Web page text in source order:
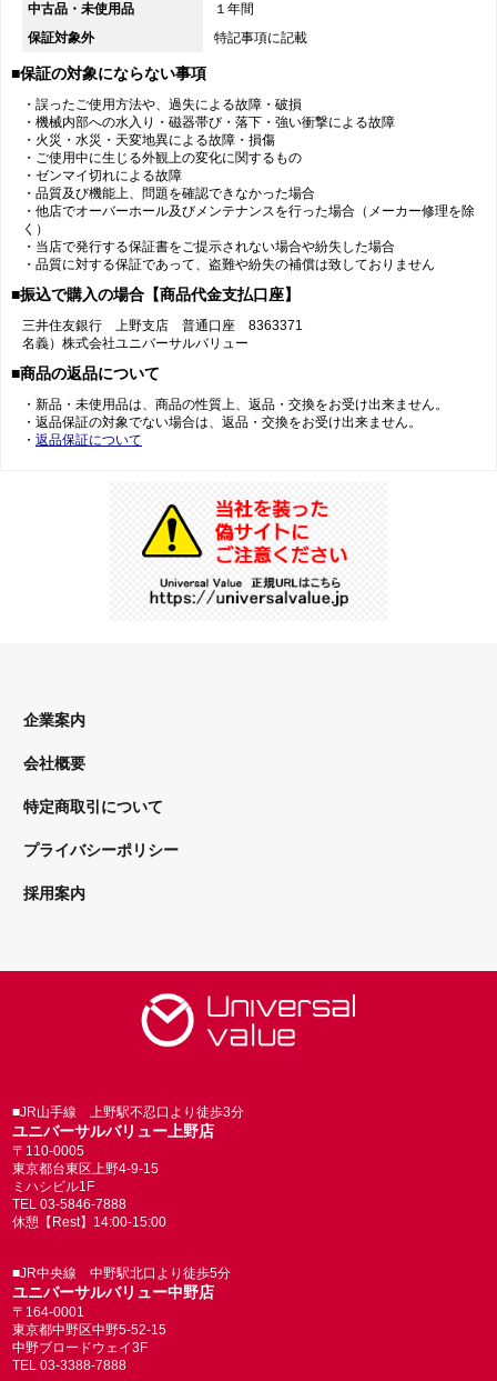
中古品・未使用品
１年間
保証対象外
特記事項に記載
■保証の対象にならない事項
・誤ったご使用方法や、過失による故障・破損
・機械内部への水入り・磁器帯び・落下・強い衝撃による故障
・火災・水災・天変地異による故障・損傷
・ご使用中に生じる外観上の変化に関するもの
・ゼンマイ切れによる故障
・品質及び機能上、問題を確認できなかった場合
・他店でオーバーホール及びメンテナンスを行った場合（メーカー修理を除
く）
・当店で発行する保証書をご提示されない場合や紛失した場合
・品質に対する保証であって、盗難や紛失の補償は致しておりません
■振込で購入の場合【商品代金支払口座】
三井住友銀行 上野支店 普通口座 8363371
名義）株式会社ユニバーサルバリュー
■商品の返品について
・新品・未使用品は、商品の性質上、返品・交換をお受け出来ません。
・返品保証の対象でない場合は、返品・交換をお受け出来ません。
・ 返品保証について
企業案内
会社概要
特定商取引について
プライバシーポリシー
採用案内
■JR山手線 上野駅不忍口より徒歩3分
ユニバーサルバリュー上野店
〒110-0005
東京都台東区上野4-9-15
ミハシビル1F
TEL 03-5846-7888
休憩【Rest】14:00-15:00
■JR中央線 中野駅北口より徒歩5分
ユニバーサルバリュー中野店
〒164-0001
東京都中野区中野5-52-15
中野ブロードウェイ3F
TEL 03-3388-7888